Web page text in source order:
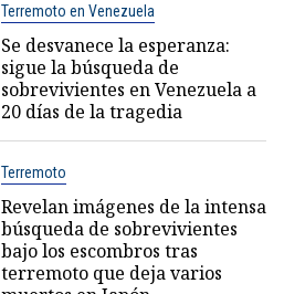
Terremoto en Venezuela
Se desvanece la esperanza:
sigue la búsqueda de
sobrevivientes en Venezuela a
20 días de la tragedia
Terremoto
Revelan imágenes de la intensa
búsqueda de sobrevivientes
bajo los escombros tras
terremoto que deja varios